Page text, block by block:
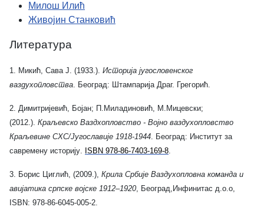
Милош Илић
Живојин Станковић
Литература
1. Микић, Сава Ј. (1933.). Историја југословенског
ваздухопловства. Београд: Штампарија Драг. Грегорић.
2. Димитријевић, Бојан; П.Миладиновић, М.Мицевски;
(2012.). Краљевско Ваздхопловство - Војно ваздухопловство
Краљевине СХС/Југославије 1918-1944. Београд: Институт за
савремену историју. ISBN 978-86-7403-169-8.
3. Борис Циглић, (2009.), Крила Србије Ваздухопловна команда и
авијатика српске војске 1912–1920, Београд,Инфинитас д.о.о,
ISBN: 978-86-6045-005-2.